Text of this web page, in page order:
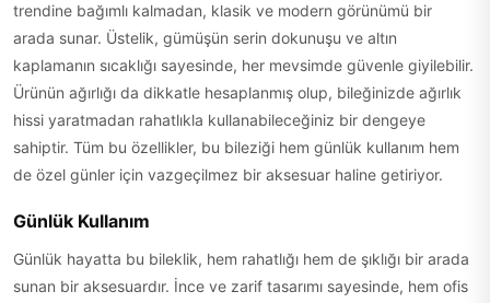
trendine bağımlı kalmadan, klasik ve modern görünümü bir
arada sunar. Üstelik, gümüşün serin dokunuşu ve altın
kaplamanın sıcaklığı sayesinde, her mevsimde güvenle giyilebilir.
Ürünün ağırlığı da dikkatle hesaplanmış olup, bileğinizde ağırlık
hissi yaratmadan rahatlıkla kullanabileceğiniz bir dengeye
sahiptir. Tüm bu özellikler, bu bileziği hem günlük kullanım hem
de özel günler için vazgeçilmez bir aksesuar haline getiriyor.
Günlük Kullanım
Günlük hayatta bu bileklik, hem rahatlığı hem de şıklığı bir arada
sunan bir aksesuardır. İnce ve zarif tasarımı sayesinde, hem ofis